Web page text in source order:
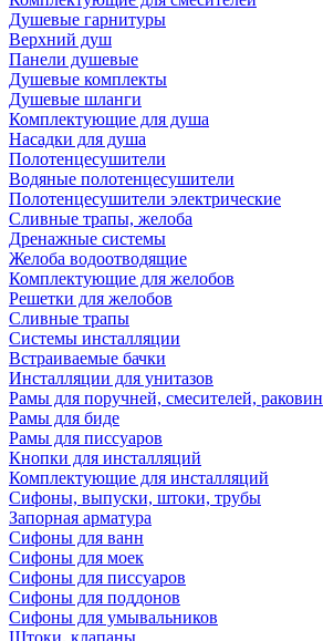
Душевые гарнитуры
Верхний душ
Панели душевые
Душевые комплекты
Душевые шланги
Комплектующие для душа
Насадки для душа
Полотенцесушители
Водяные полотенцесушители
Полотенцесушители электрические
Сливные трапы, желоба
Дренажные системы
Желоба водоотводящие
Комплектующие для желобов
Решетки для желобов
Сливные трапы
Системы инсталляции
Встраиваемые бачки
Инсталляции для унитазов
Рамы для поручней, смесителей, раковин
Рамы для биде
Рамы для писсуаров
Кнопки для инсталляций
Комплектующие для инсталляций
Сифоны, выпуски, штоки, трубы
Запорная арматура
Сифоны для ванн
Сифоны для моек
Сифоны для писсуаров
Сифоны для поддонов
Сифоны для умывальников
Штоки, клапаны